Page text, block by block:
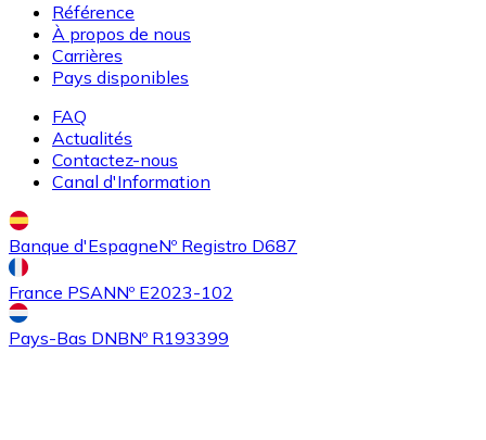
AcheterEthereum Classicavec virement bancaire
ETC
Référence
À propos de nous
Carrières
Pays disponibles
FAQ
Actualités
Contactez-nous
Canal d'Information
Banque d'EspagneNº Registro D687
France PSANNº E2023-102
Pays-Bas DNBNº R193399